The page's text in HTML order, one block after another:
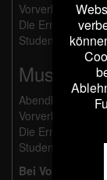
Vorverkauf: 20
Die Ermäßigung
Studenten und
Abendkasse: 26
Vorverkauf: 25
Die Ermäßigung
Studenten und
Bei Vorverkauf